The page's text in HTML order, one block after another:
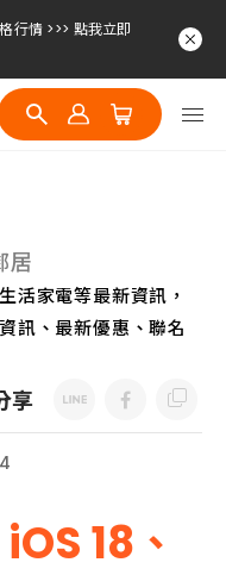
情 >>> 點我立即
行情 >>> 點我立即
居
活家電等最新資訊，
訊、最新優惠、聯名
享
18、